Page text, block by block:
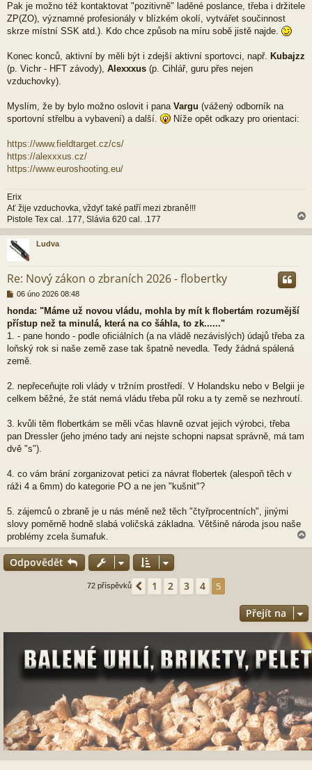
Pak je možno též kontaktovat "pozitivně" laděné poslance, třeba i držitele
ZP(ZO), významné profesionály v blízkém okolí, vytvářet součinnost
skrze místní SSK atd.). Kdo chce způsob na míru sobě jistě najde.
Konec konců, aktivní by měli být i zdejší aktivní sportovci, např. Kubajzz
(p. Vichr - HFT závody), Alexxxus (p. Cihlář, guru přes nejen
vzduchovky).
Myslím, že by bylo možno oslovit i pana Vargu (vážený odborník na
sportovní střelbu a vybavení) a další.
Níže opět odkazy pro orientaci:
https://www.fieldtarget.cz/cs/
https://alexxxus.cz/
https://www.euroshooting.eu/
Erix
Ať žije vzduchovka, vždyť také patří mezi zbraně!!!
Pistole Tex cal. .177, Slávia 620 cal. .177
a
h
Ludva
Re: Nový zákon o zbraních 2026 - flobertky
P
í
s
p
ě
e
06 úno 2026 08:48
honda: "Máme už novou vládu, mohla by mít k flobertám rozumější
přístup než ta minulá, která na co šáhla, to zk......"
1. - pane hondo - podle oficiálních (a na vládě nezávislých) údajů třeba za
loňský rok si naše země zase tak špatně nevedla. Tedy žádná spálená
země.
2. nepřeceňujte roli vlády v tržním prostředí. V Holandsku nebo v Belgii je
celkem běžné, že stát nemá vládu třeba půl roku a ty země se nezhroutí.
3. kvůli těm flobertkám se měli včas hlavně ozvat jejich výrobci, třeba
pan Dressler (jeho jméno tady ani nejste schopni napsat správně, má tam
dvě "s").
4. co vám brání zorganizovat petici za návrat flobertek (alespoň těch v
ráži 4 a 6mm) do kategorie PO a ne jen "kušnit"?
5. zájemců o zbraně je u nás méně než těch "čtyřprocentních", jinými
slovy poměrně hodně slabá voličská základna. Většině národa jsou naše
problémy zcela šumafuk.
a
Odpovědět
72 příspěvků Předchozí
1 2 3 4 5
Přejít na